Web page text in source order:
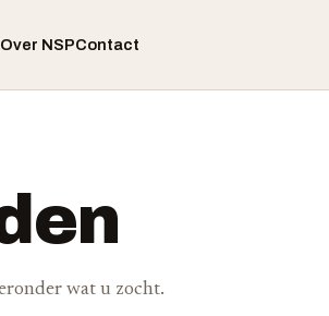
Over NSPContact
wat u zocht.